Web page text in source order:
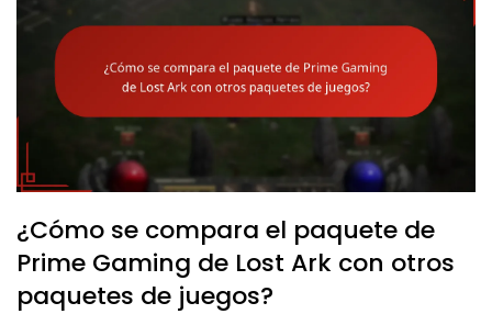
¿Cómo se compara el paquete de
Prime Gaming de Lost Ark con otros
paquetes de juegos?